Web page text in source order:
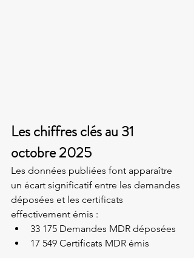
Les chiffres clés au 31
octobre 2025
Les données publiées font apparaître
un écart significatif entre les demandes
déposées et les certificats
effectivement émis :
33 175 Demandes MDR déposées
17 549 Certificats MDR émis